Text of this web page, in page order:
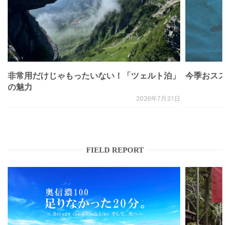
非常用だけじゃもったいない！「ツェルト泊」
の魅力
2026年7月31日
今季おスス
FIELD REPORT